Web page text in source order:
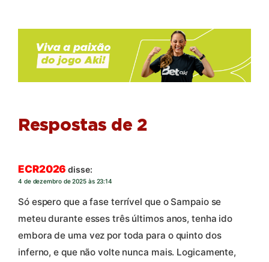
Respostas de 2
ECR2026 disse:
4 de dezembro de 2025 às 23:14
Só espero que a fase terrível que o Sampaio se
meteu durante esses três últimos anos, tenha ido
embora de uma vez por toda para o quinto dos
inferno, e que não volte nunca mais. Logicamente,